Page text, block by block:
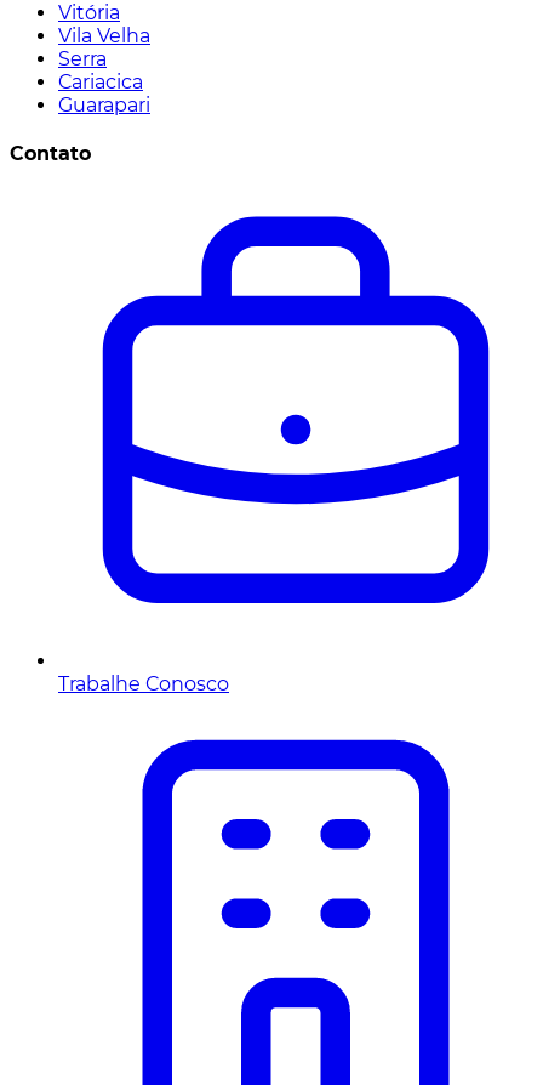
Vitória
Vila Velha
Serra
Cariacica
Guarapari
Contato
Trabalhe Conosco